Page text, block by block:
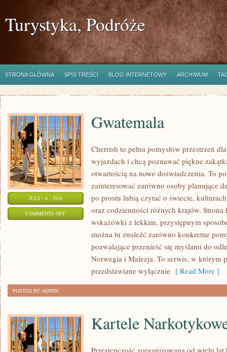
Turystyka, Podróże
STRONA GŁÓWNA SPIS TREŚCI BLOG INTERNETOWY ARCHIWUM
JULY - 6 - 2026
COMMENTS OFFON
GWATEMALA
Gwatemala
Cherrish to pełna pomysłów przestrzeń
wyjazdach i chcą poznawać piękne
otwartością na nowe doświadczenia. To
zainteresować zarówno osoby planujące
po prostu lubią czytać o świecie,
oraz codzienności różnych krajów. Strona
wskazówki z lekkim, przystępnym
można tu znaleźć zarówno konkretne
pozwalające przenieść się myślami do
Norwegia i Malezja. To serwis, w którym
przedstawiane wyłącznie [ Read More ]
POSTED BY ADMIN
Kartele
Przestępczość zorganizowana od wielu